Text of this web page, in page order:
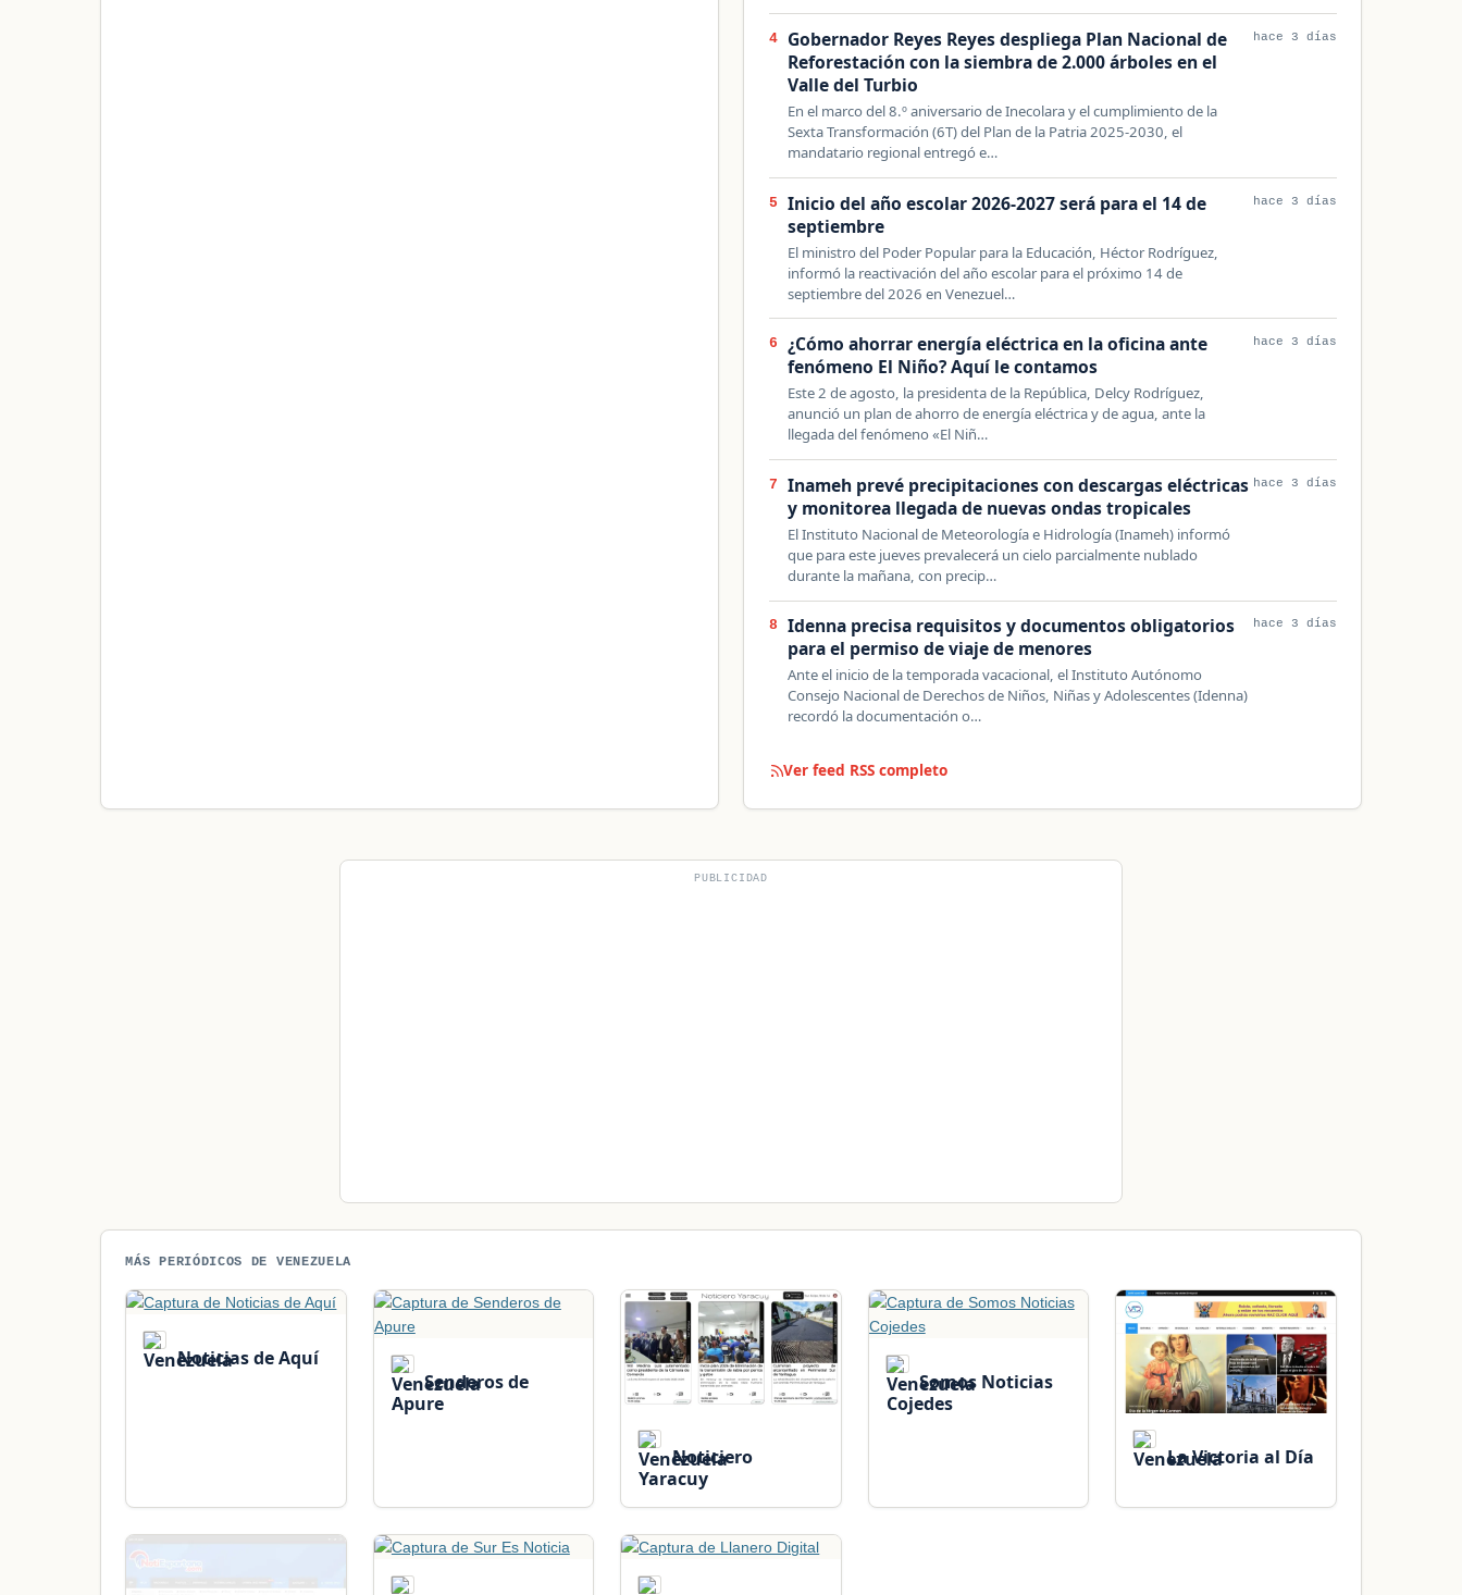
4
Gobernador Reyes Reyes despliega Plan Nacional de
Reforestación con la siembra de 2.000 árboles en el
Valle del Turbio
En el marco del 8.º aniversario de Inecolara y el cumplimiento de la
Sexta Transformación (6T) del Plan de la Patria 2025-2030, el
mandatario regional entregó e…
hace 3 días
5
Inicio del año escolar 2026-2027 será para el 14 de
septiembre
El ministro del Poder Popular para la Educación, Héctor Rodríguez,
informó la reactivación del año escolar para el próximo 14 de
septiembre del 2026 en Venezuel…
hace 3 días
6
¿Cómo ahorrar energía eléctrica en la oficina ante
fenómeno El Niño? Aquí le contamos
Este 2 de agosto, la presidenta de la República, Delcy Rodríguez,
anunció un plan de ahorro de energía eléctrica y de agua, ante la
llegada del fenómeno «El Niñ…
hace 3 días
7
Inameh prevé precipitaciones con descargas eléctricas
y monitorea llegada de nuevas ondas tropicales
El Instituto Nacional de Meteorología e Hidrología (Inameh) informó
que para este jueves prevalecerá un cielo parcialmente nublado
durante la mañana, con precip…
hace 3 días
8
Idenna precisa requisitos y documentos obligatorios
para el permiso de viaje de menores
Ante el inicio de la temporada vacacional, el Instituto Autónomo
Consejo Nacional de Derechos de Niños, Niñas y Adolescentes (Idenna)
recordó la documentación o…
hace 3 días
Ver feed RSS completo
PUBLICIDAD
MÁS PERIÓDICOS DE VENEZUELA
Noticias de Aquí
Senderos de
Apure
Noticiero
Yaracuy
Somos Noticias
Cojedes
La Victoria al Día